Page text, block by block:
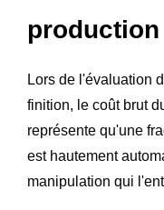
production
Lors de l'évaluation
finition, le coût brut
représente qu'une
est hautement
manipulation qui